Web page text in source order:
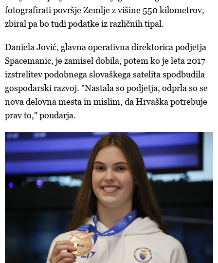
fotografirati površje Zemlje z višine 550 kilometrov,
zbiral pa bo tudi podatke iz različnih tipal.
Daniela Jović, glavna operativna direktorica podjetja
Spacemanic, je zamisel dobila, potem ko je leta 2017
izstrelitev podobnega slovaškega satelita spodbudila
gospodarski razvoj. "Nastala so podjetja, odprla so se
nova delovna mesta in mislim, da Hrvaška potrebuje
prav to," poudarja.